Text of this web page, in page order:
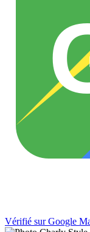
Vérifié sur Google